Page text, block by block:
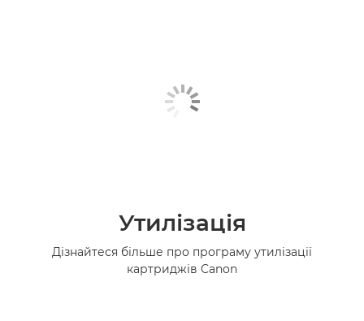
Утилізація
Дізнайтеся більше про програму утилізації
картриджів Canon